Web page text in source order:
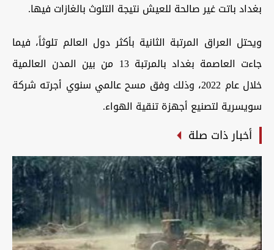
بغداد باتت غير صالحة للعيش نتيجة التلوث بالغازات فيها.
ويحتل العراق المرتبة الثانية بأكثر دول العالم تلوثاً، فيما
جاءت العاصمة بغداد بالمرتبة 13 من بين المدن العالمية
خلال عام 2022، وذلك وفق مسح عالمي سنوي أجرته شركة
سويسرية لتصنيع أجهزة تنقية الهواء.
أخبار ذات صلة